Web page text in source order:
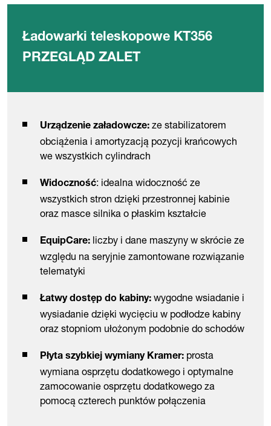
Ładowarki teleskopowe KT356
PRZEGLĄD ZALET
Urządzenie załadowcze: ze stabilizatorem
obciążenia i amortyzacją pozycji krańcowych
we wszystkich cylindrach
Widoczność: idealna widoczność ze
wszystkich stron dzięki przestronnej kabinie
oraz masce silnika o płaskim kształcie
EquipCare: liczby i dane maszyny w skrócie ze
względu na seryjnie zamontowane rozwiązanie
telematyki
Łatwy dostęp do kabiny: wygodne wsiadanie i
wysiadanie dzięki wycięciu w podłodze kabiny
oraz stopniom ułożonym podobnie do schodów
Płyta szybkiej wymiany Kramer: prosta
wymiana osprzętu dodatkowego i optymalne
zamocowanie osprzętu dodatkowego za
pomocą czterech punktów połączenia